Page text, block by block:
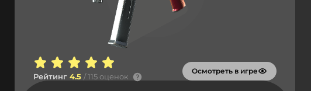
Рейтинг 4.5 / 115 оценок
Осмотреть в игре